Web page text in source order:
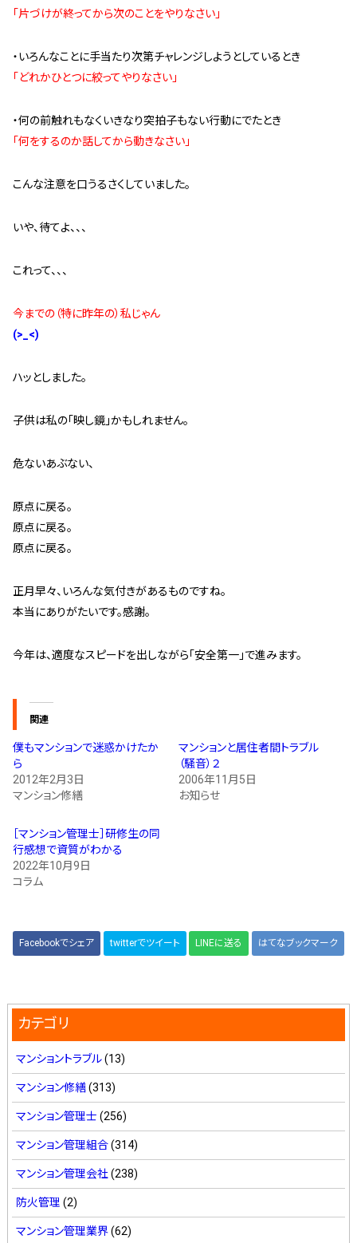
「片づけが終ってから次のことをやりなさい」
・いろんなことに手当たり次第チャレンジしようとしているとき
「どれかひとつに絞ってやりなさい」
・何の前触れもなくいきなり突拍子もない行動にでたとき
「何をするのか話してから動きなさい」
こんな注意を口うるさくしていました。
いや、待てよ、、、
これって、、、
今までの（特に昨年の）私じゃん
(>_<)
ハッとしました。
子供は私の「映し鏡」かもしれません。
危ないあぶない、
原点に戻る。
原点に戻る。
原点に戻る。
正月早々、いろんな気付きがあるものですね。
本当にありがたいです。感謝。
今年は、適度なスピードを出しながら「安全第一」で進みます。
関連
僕もマンションで迷惑かけたか
ら
2012年2月3日
マンション修繕
マンションと居住者間トラブル
（騒音）２
2006年11月5日
お知らせ
［マンション管理士］研修生の同
行感想で資質がわかる
2022年10月9日
コラム
Facebookでシェア twitterでツイート LINEに送る はてなブックマーク
カテゴリ
マンショントラブル(13)
マンション修繕(313)
マンション管理士 (256)
マンション管理組合(314)
マンション管理会社 (238)
防火管理 (2)
マンション管理業界(62)
代表挨拶 »
スタッフ紹介 »